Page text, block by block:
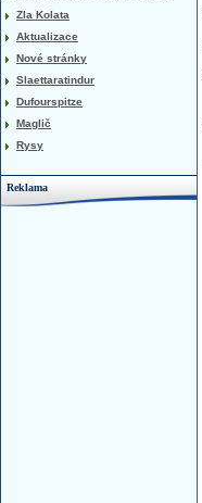
Zla Kolata
Aktualizace
Nové stránky
Slaettaratindur
Dufourspitze
Maglič
Rysy
Reklama